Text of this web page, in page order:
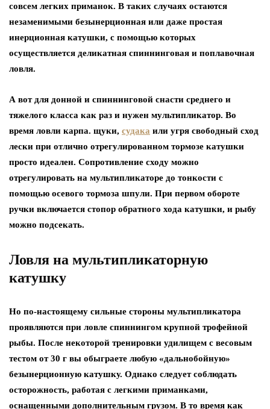
совсем легких приманок. В таких случаях остаются
незаменимыми безынерционная или даже простая
инерционная катушки, с помощью которых
осуществляется деликатная спиннинговая и поплавочная
ловля.
А вот для донной и спиннинговой снасти среднего и
тяжелого класса как раз и нужен мультипликатор. Во
время ловли карпа. щуки, судака или угря свободный сход
лески при отлично отрегулированном тормозе катушки
просто идеален. Сопротивление сходу можно
отрегулировать на мультипликаторе до тонкости с
помощью осевого тормоза шпули. При первом обороте
ручки включается стопор обратного хода катушки, и рыбу
можно подсекать.
Ловля на мультипликаторную
катушку
Но по-настоящему сильные стороны мультипликатора
проявляются при ловле спиннингом крупной трофейной
рыбы. После некоторой тренировки удилищем с весовым
тестом от 30 г вы обыграете любую «дальнобойную»
безынерционную катушку. Однако следует соблюдать
осторожность, работая с легкими приманками,
оснащенными дополнительным грузом. В то время как